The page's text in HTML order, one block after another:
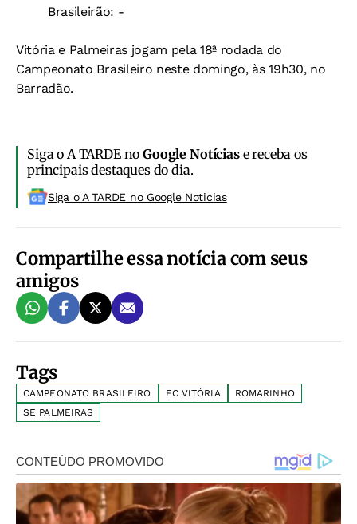
Brasileirão: -
Vitória e Palmeiras jogam pela 18ª rodada do
Campeonato Brasileiro neste domingo, às 19h30, no
Barradão.
Siga o A TARDE noGoogle Notíciase receba os
principais destaques do dia.
Siga o A TARDE no Google Noticias
Compartilhe essa notícia com seus
amigos
Tags
CAMPEONATO BRASILEIRO EC VITÓRIA
ROMARINHO
SE PALMEIRAS